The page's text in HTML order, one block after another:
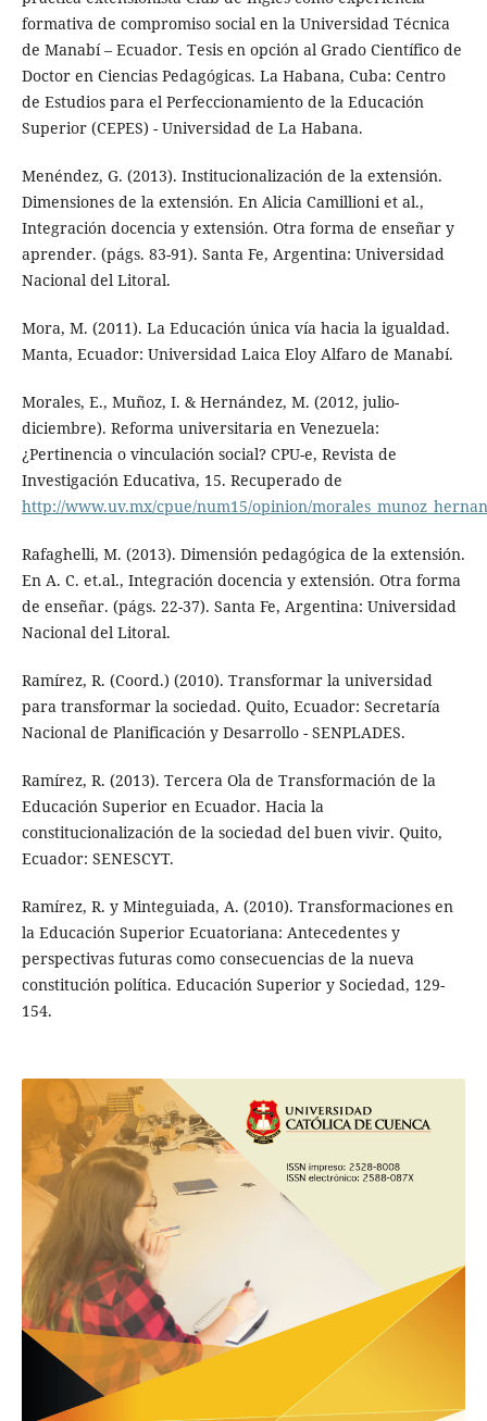
formativa de compromiso social en la Universidad Técnica
de Manabí – Ecuador. Tesis en opción al Grado Científico de
Doctor en Ciencias Pedagógicas. La Habana, Cuba: Centro
de Estudios para el Perfeccionamiento de la Educación
Superior (CEPES) - Universidad de La Habana.
Menéndez, G. (2013). Institucionalización de la extensión.
Dimensiones de la extensión. En Alicia Camillioni et al.,
Integración docencia y extensión. Otra forma de enseñar y
aprender. (págs. 83-91). Santa Fe, Argentina: Universidad
Nacional del Litoral.
Mora, M. (2011). La Educación única vía hacia la igualdad.
Manta, Ecuador: Universidad Laica Eloy Alfaro de Manabí.
Morales, E., Muñoz, I. & Hernández, M. (2012, julio-
diciembre). Reforma universitaria en Venezuela:
¿Pertinencia o vinculación social? CPU-e, Revista de
Investigación Educativa, 15. Recuperado de
http://www.uv.mx/cpue/num15/opinion/
Rafaghelli, M. (2013). Dimensión pedagógica de la extensión.
En A. C. et.al., Integración docencia y extensión. Otra forma
de enseñar. (págs. 22-37). Santa Fe, Argentina: Universidad
Nacional del Litoral.
Ramírez, R. (Coord.) (2010). Transformar la universidad
para transformar la sociedad. Quito, Ecuador: Secretaría
Nacional de Planificación y Desarrollo - SENPLADES.
Ramírez, R. (2013). Tercera Ola de Transformación de la
Educación Superior en Ecuador. Hacia la
constitucionalización de la sociedad del buen vivir. Quito,
Ecuador: SENESCYT.
Ramírez, R. y Minteguiada, A. (2010). Transformaciones en
la Educación Superior Ecuatoriana: Antecedentes y
perspectivas futuras como consecuencias de la nueva
constitución política. Educación Superior y Sociedad, 129-
154.